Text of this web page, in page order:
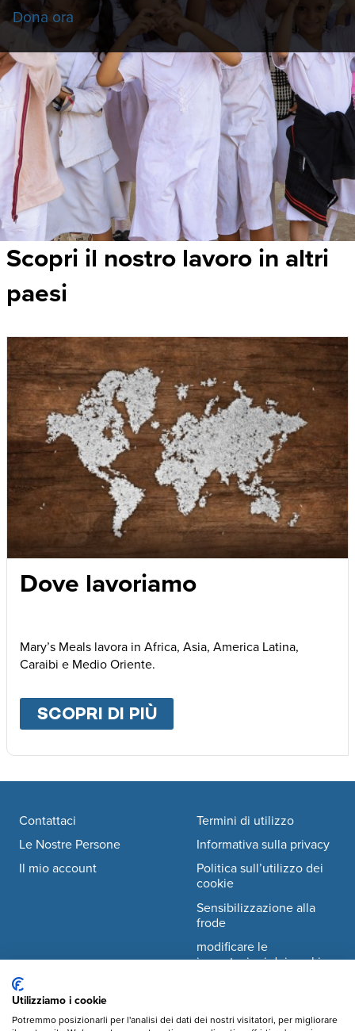
Dona ora
Scopri il nostro lavoro in altri
paesi
Dove lavoriamo
Mary’s Meals lavora in Africa, Asia, America Latina,
Caraibi e Medio Oriente.
SCOPRI DI PIÙABOUT
Footer navigation
© Mary's Meals Italia ODVcompany information
Contattaci
Le Nostre Persone
Il mio account
Termini di utilizzo
Informativa sulla privacy
Politica sull’utilizzo dei
cookie
Sensibilizzazione alla
frode
modificare le
impostazioni dei cookie
Facebook
Utilizziamo i cookie
Potremmo posizionarli per l'analisi dei dati dei nostri visitatori, per migliorare